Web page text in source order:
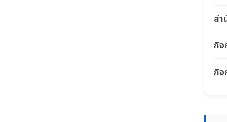
สำ
กิจ
กิจ